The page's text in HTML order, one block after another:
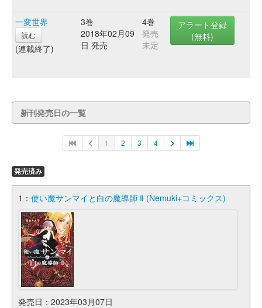
一変世界
読む
(連載終了)
3巻
2018年02月09
日 発売
4巻
発売
未定
アラート登録
(無料)
新刊発売日の一覧
1 2 3 4
発売済み
1： 使い魔サンマイと白の魔導師 Ⅱ (Nemuki+コミックス)
発売日：2023年03月07日